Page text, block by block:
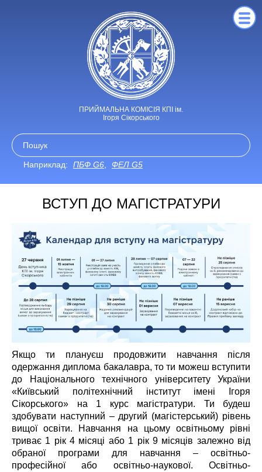
ПРИЙМАЛЬНА КОМІСІЯ КПІ ім.
Ігоря Сікорського
Наприклад: ПБФ G6 ФЕЛ G5
ВСТУП ДО МАГІСТРАТУРИ
Якщо ти плануєш продовжити навчання після
одержання диплома бакалавра, то ти можеш вступити
до Національного технічного університету України
«Київський політехнічний інститут імені Ігоря
Сікорського» на 1 курс магістратури. Ти будеш
здобувати наступний – другий (магістерський) рівень
вищої освіти. Навчання на цьому освітньому рівні
триває 1 рік 4 місяці або 1 рік 9 місяців залежно від
обраної програми для навчання – освітньо-
професійної або освітньо-наукової. Освітньо-